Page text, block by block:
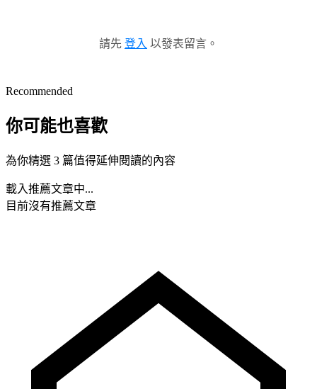
請先 登入 以發表留言。
Recommended
你可能也喜歡
為你精選 3 篇值得延伸閱讀的內容
載入推薦文章中...
目前沒有推薦文章